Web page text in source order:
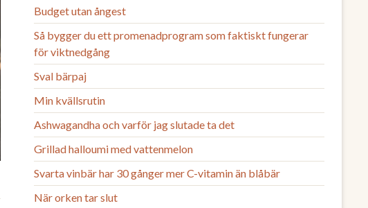
Budget utan ångest
Så bygger du ett promenadprogram som faktiskt fungerar
för viktnedgång
Sval bärpaj
Min kvällsrutin
Ashwagandha och varför jag slutade ta det
Grillad halloumi med vattenmelon
Svarta vinbär har 30 gånger mer C-vitamin än blåbär
När orken tar slut